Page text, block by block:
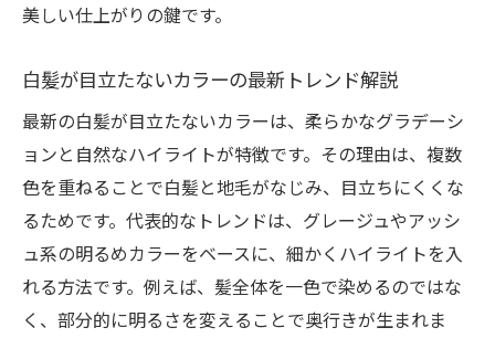
美しい仕上がりの鍵です。
白髪が目立たないカラーの最新トレンド解説
最新の白髪が目立たないカラーは、柔らかなグラデーシ
ョンと自然なハイライトが特徴です。その理由は、複数
色を重ねることで白髪と地毛がなじみ、目立ちにくくな
るためです。代表的なトレンドは、グレージュやアッシ
ュ系の明るめカラーをベースに、細かくハイライトを入
れる方法です。例えば、髪全体を一色で染めるのではな
く、部分的に明るさを変えることで奥行きが生まれま